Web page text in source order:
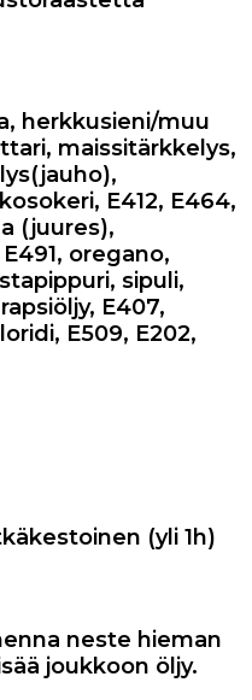
, herkkusieni/muu
, maissitärkkelys,
,
, E412, E464,
(juures),
E491, oregano,
, sipuli,
rapsiöljy, E407,
, E509, E202,
(yli 1h)
neste hieman
joukkoon öljy.